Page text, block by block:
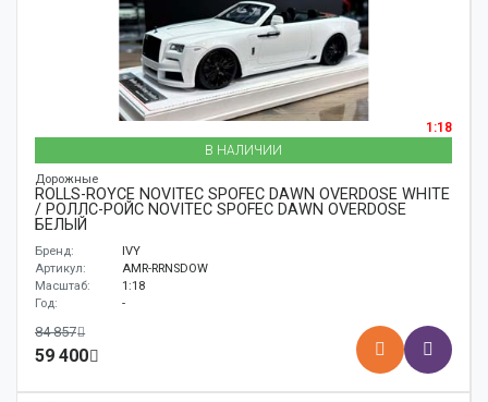
1:18
В НАЛИЧИИ
Дорожные
ROLLS-ROYCE NOVITEC SPOFEC DAWN OVERDOSE WHITE
/ РОЛЛС-РОЙС NOVITEC SPOFEC DAWN OVERDOSE
БЕЛЫЙ
Бренд:
IVY
Артикул:
AMR-RRNSDOW
Масштаб:
1:18
Год:
-
84 857
59 400